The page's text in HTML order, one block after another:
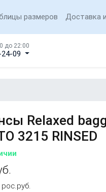
размеров Доставка
до 22:00
09
Relaxed
3215 RINSED
рос.руб.